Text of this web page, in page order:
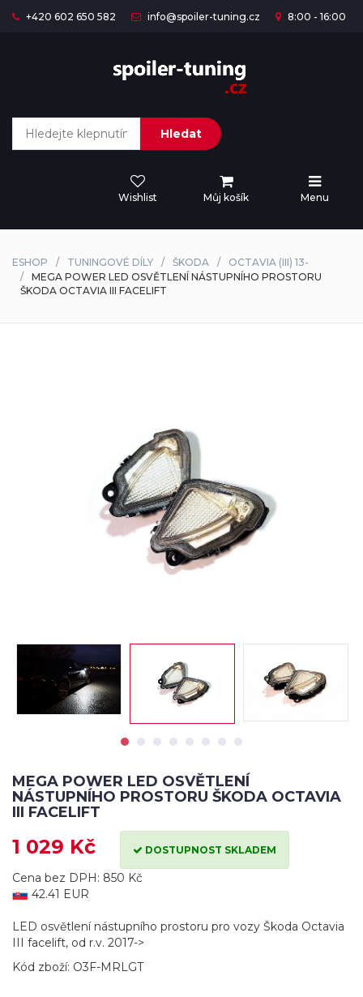
+420 602 650 582 info@spoiler-tuning.cz 8:00 - 16:00
Hledat
Wishlist Můj košík Menu
ESHOP TUNINGOVÉ DÍLY ŠKODA
OCTAVIA (III) 13-
MEGA POWER LED OSVĚTLENÍ NÁSTUPNÍHO PROSTORU
ŠKODA OCTAVIA III FACELIFT
MEGA POWER LED OSVĚTLENÍ
NÁSTUPNÍHO PROSTORU ŠKODA OCTAVIA
III FACELIFT
1 029 Kč DOSTUPNOST SKLADEM
Cena bez DPH: 850 Kč
42.41 EUR
LED osvětlení nástupního prostoru pro vozy Škoda Octavia
III facelift, od r.v. 2017->
Kód zboží: O3F-MRLGT